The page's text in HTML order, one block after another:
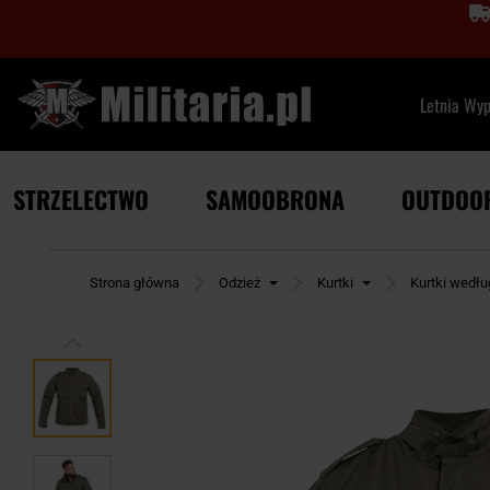
Letnia
STRZELECTWO SAMOOBRONA
Strona główna Odzież Kurtki Kurtki